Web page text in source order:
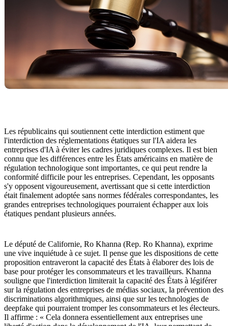
Les républicains qui soutiennent cette interdiction estiment que
l'interdiction des réglementations étatiques sur l'IA aidera les
entreprises d'IA à éviter les cadres juridiques complexes. Il est bien
connu que les différences entre les États américains en matière de
régulation technologique sont importantes, ce qui peut rendre la
conformité difficile pour les entreprises. Cependant, les opposants
s'y opposent vigoureusement, avertissant que si cette interdiction
était finalement adoptée sans normes fédérales correspondantes, les
grandes entreprises technologiques pourraient échapper aux lois
étatiques pendant plusieurs années.
Le député de Californie, Ro Khanna (Rep. Ro Khanna), exprime
une vive inquiétude à ce sujet. Il pense que les dispositions de cette
proposition entraveront la capacité des États à élaborer des lois de
base pour protéger les consommateurs et les travailleurs. Khanna
souligne que l'interdiction limiterait la capacité des États à légiférer
sur la régulation des entreprises de médias sociaux, la prévention des
discriminations algorithmiques, ainsi que sur les technologies de
deepfake qui pourraient tromper les consommateurs et les électeurs.
Il affirme : « Cela donnera essentiellement aux entreprises une